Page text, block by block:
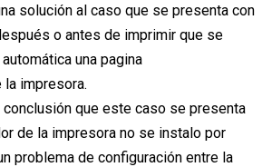
solución al caso que se presenta con
o antes de imprimir que se
una pagina
la impresora.
que este caso se presenta
de la impresora no se instalo por
problema de configuración entre la